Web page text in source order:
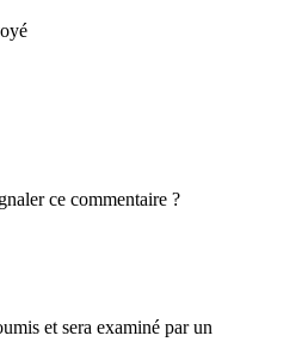
ce commentaire ?
et sera examiné par un